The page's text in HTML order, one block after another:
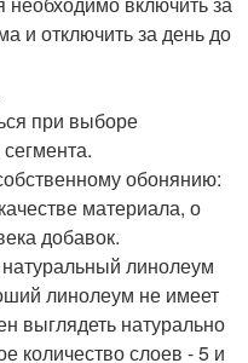
и отключить за день до
при выборе
обонянию:
материала, о
добавок.
линолеум
линолеум не имеет
выглядеть натурально
количество слоев - 5 и